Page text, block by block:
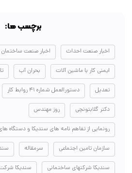
برچسب ها:
اخبار صنعت احداث اخبار صنعت ساختمان
ایمنی کار با ماشین آلات بحران آب
تعدیل دستورالعمل شماره ۴۱ روابط کار
دکتر گلابتونچی روز مهندس
رونمایی از تفاهم نامه های سندیکا و دستگاه های
سازمان تامین اجتماعی سرمقاله
سندیکا شرکتهای ساختمانی سندیکا